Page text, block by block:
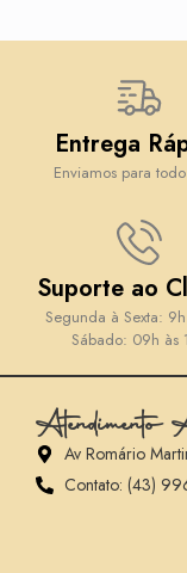
Entrega
Enviamos para
Suporte ao
Segunda à Sexta:
Sábado: 09h às
Atendimento
Av Romário
Contato: (43)